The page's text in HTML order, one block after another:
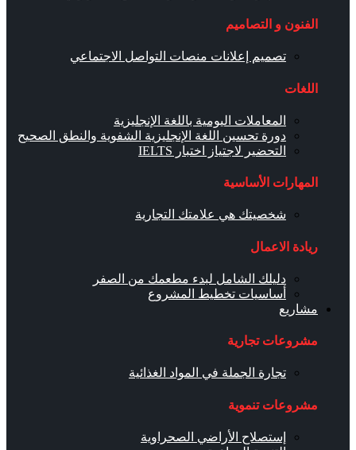
الفنون و التصاميم
تصميم إعلانات منصات التواصل الاجتماعي
اللغات
المعاملات اليومية باللغة الإنجليزية
دورة تحسين اللغة الإنجليزية الشفوية والنطق الصحيح
التحضير لاجتياز اختبار IELTS
المهارات الأساسية
شخصيتك هي علامتك التجارية
ريادة الاعمال
دليلك الشامل لبدء مطعمك من الصفر
أساسيات تخطيط المشروع
مشاريع
مشروعات تجارية
تجارة الجملة في المواد الغذائية
مشروعات تنموية
إستصلاح الأراضي الصحراوية